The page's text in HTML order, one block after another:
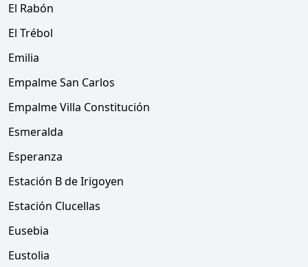
El Rabón
El Trébol
Emilia
Empalme San Carlos
Empalme Villa Constitución
Esmeralda
Esperanza
Estación B de Irigoyen
Estación Clucellas
Eusebia
Eustolia